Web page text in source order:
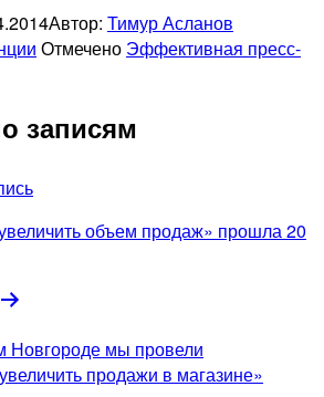
Автор: Тимур Асланов
Отмечено Эффективная пресс-
записям
объем продаж» прошла 20
Новгороде мы провели
продажи в магазине»